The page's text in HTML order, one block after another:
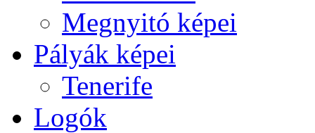
Megnyitó képei
Pályák képei
Tenerife
Logók